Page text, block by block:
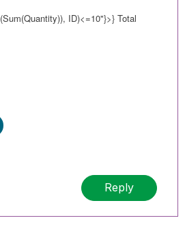
ID)<=10"}>} Total
Reply